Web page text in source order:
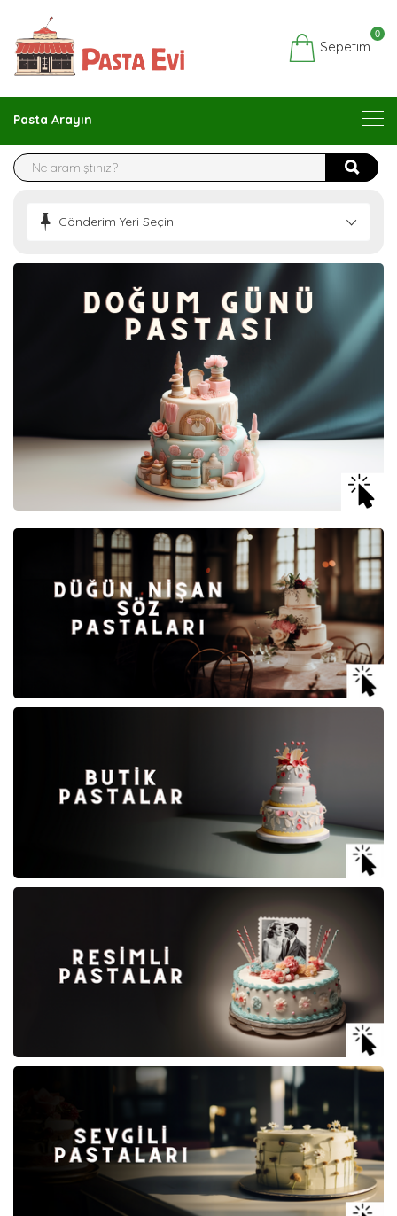
Sepetim
0
Pasta Arayın
Gönderim Yeri Seçin